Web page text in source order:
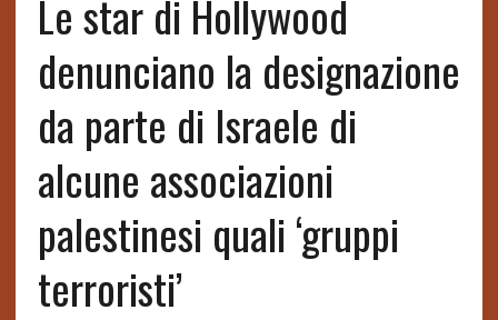
Le star di Hollywood
denunciano la designazione
da parte di Israele di
alcune associazioni
palestinesi quali ‘gruppi
terroristi’